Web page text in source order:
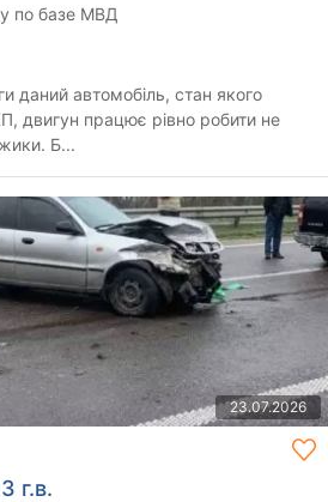
по базе МВД
даний автомобіль, стан якого
двигун працює рівно робити не
потрібно , є невеликі рижики. Б...
23.07.2026
г.в.